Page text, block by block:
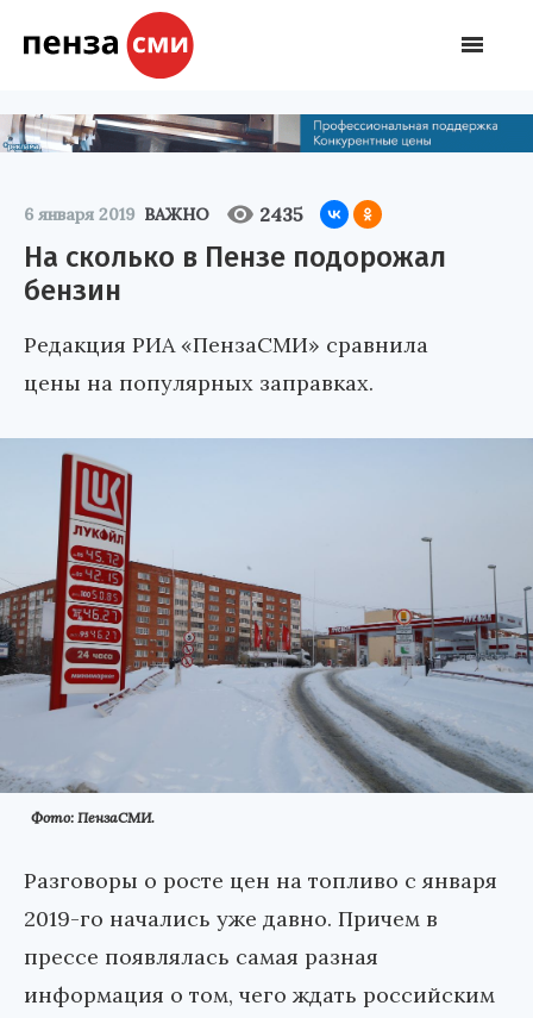
6 января 2019 ВАЖНО 2435
На сколько в Пензе подорожал
бензин
Редакция РИА «ПензаСМИ» сравнила
цены на популярных заправках.
Фото: ПензаСМИ.
Разговоры о росте цен на топливо с января
2019-го начались уже давно. Причем в
прессе появлялась самая разная
информация о том, чего ждать российским